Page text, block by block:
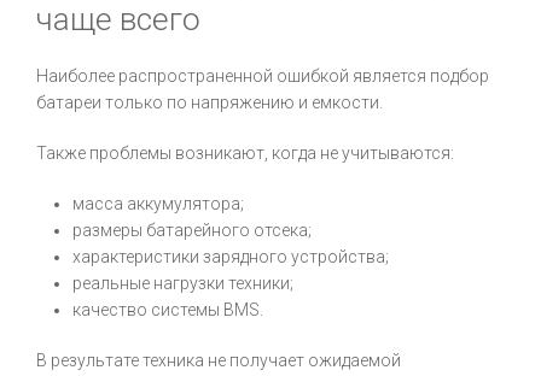
чаще всего
Наиболее распространенной ошибкой является подбор
батареи только по напряжению и емкости.
Также проблемы возникают, когда не учитываются:
масса аккумулятора;
размеры батарейного отсека;
характеристики зарядного устройства;
реальные нагрузки техники;
качество системы BMS.
В результате техника не получает ожидаемой